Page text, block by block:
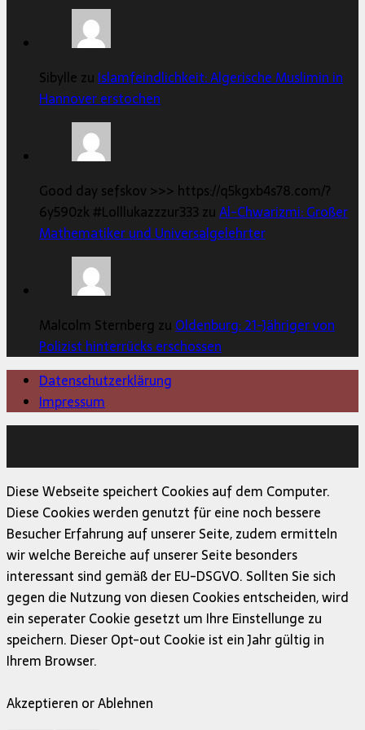
Sibylle zu Islamfeindlichkeit: Algerische Muslimin in
Hannover erstochen
Good day sefskov >>> https://q5kgxb4s78.com/?
6y590zk #Lolllukazzzur333 zuAl-Chwarizmi: Großer
Mathematiker und Universalgelehrter
Malcolm Sternberg zu Oldenburg: 21-Jähriger von
Polizist hinterrücks erschossen
Datenschutzerklärung
Impressum
Diese Webseite speichert Cookies auf dem Computer.
Diese Cookies werden genutzt für eine noch bessere
Besucher Erfahrung auf unserer Seite, zudem ermitteln
wir welche Bereiche auf unserer Seite besonders
interessant sind gemäß der EU-DSGVO. Sollten Sie sich
gegen die Nutzung von diesen Cookies entscheiden, wird
ein seperater Cookie gesetzt um Ihre Einstellunge zu
speichern. Dieser Opt-out Cookie ist ein Jahr gültig in
Ihrem Browser.
Akzeptieren or Ablehnen